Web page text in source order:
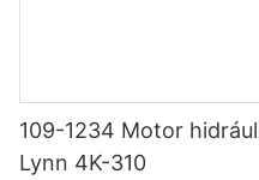
109-1234 Motor
Lynn 4K-310